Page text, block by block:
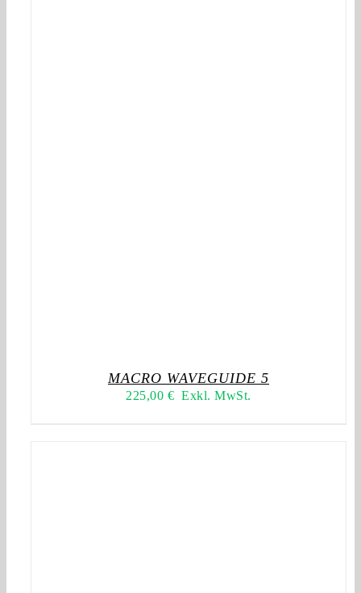
MACRO WAVEGUIDE 5
225,00 € Exkl. MwSt.